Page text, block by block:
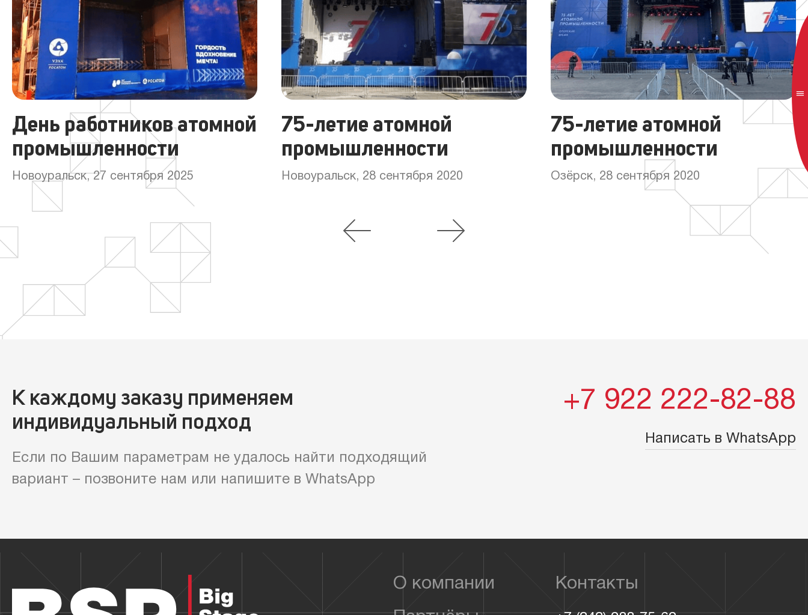
День работников атомной
промышленности
Новоуральск, 27 сентября 2025
75-летие атомной
промышленности
Новоуральск, 28 сентября 2020
75-летие атомной
промышленности
Озёрск, 28 сентября 2020
К каждому заказу применяем
индивидуальный подход
Если по Вашим параметрам не удалось найти подходящий
вариант – позвоните нам или напишите в WhatsApp
+7 922 222-82-88
Написать в WhatsApp
О компании Контакты